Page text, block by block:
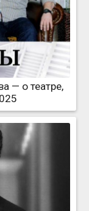
— о театре,